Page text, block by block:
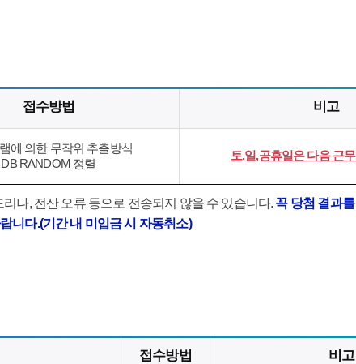
접수방법 비고
에 의한 무작위 추출방식
DB RANDOM 정렬
토,일,공휴일은 다음 근
나, 전산 오류 등으로 전송되지 않을 수 있습니다. 꼭 당첨 결과
니다.(기간 내 미입금 시 자동취소)
접수방법 비고